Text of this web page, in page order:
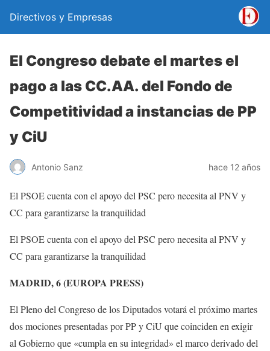
Directivos y Empresas
El Congreso debate el martes el
pago a las CC.AA. del Fondo de
Competitividad a instancias de PP
y CiU
Antonio Sanz hace 12 años
El PSOE cuenta con el apoyo del PSC pero necesita al PNV y
CC para garantizarse la tranquilidad
El PSOE cuenta con el apoyo del PSC pero necesita al PNV y
CC para garantizarse la tranquilidad
MADRID, 6 (EUROPA PRESS)
El Pleno del Congreso de los Diputados votará el próximo martes
dos mociones presentadas por PP y CiU que coinciden en exigir
al Gobierno que «cumpla en su integridad» el marco derivado del